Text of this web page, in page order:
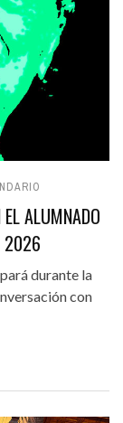
ALUMNADO
2026
durante la
con